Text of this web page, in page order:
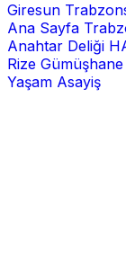
Giresun
Ana Sayfa
Anahtar Deliği
Rize Gümüşhane
Yaşam Asayiş